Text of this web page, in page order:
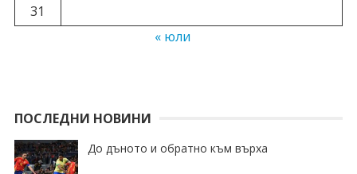
31
« юли
ПОСЛЕДНИ НОВИНИ
До дъното и обратно към върха